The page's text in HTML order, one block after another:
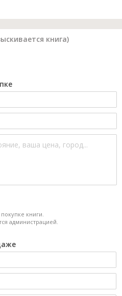
книга)
книги.
администрацией.